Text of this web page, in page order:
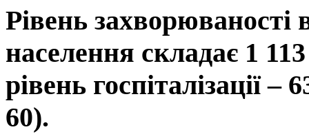
Рівень захворюваності
населення складає 1
рівень госпіталізації
60).